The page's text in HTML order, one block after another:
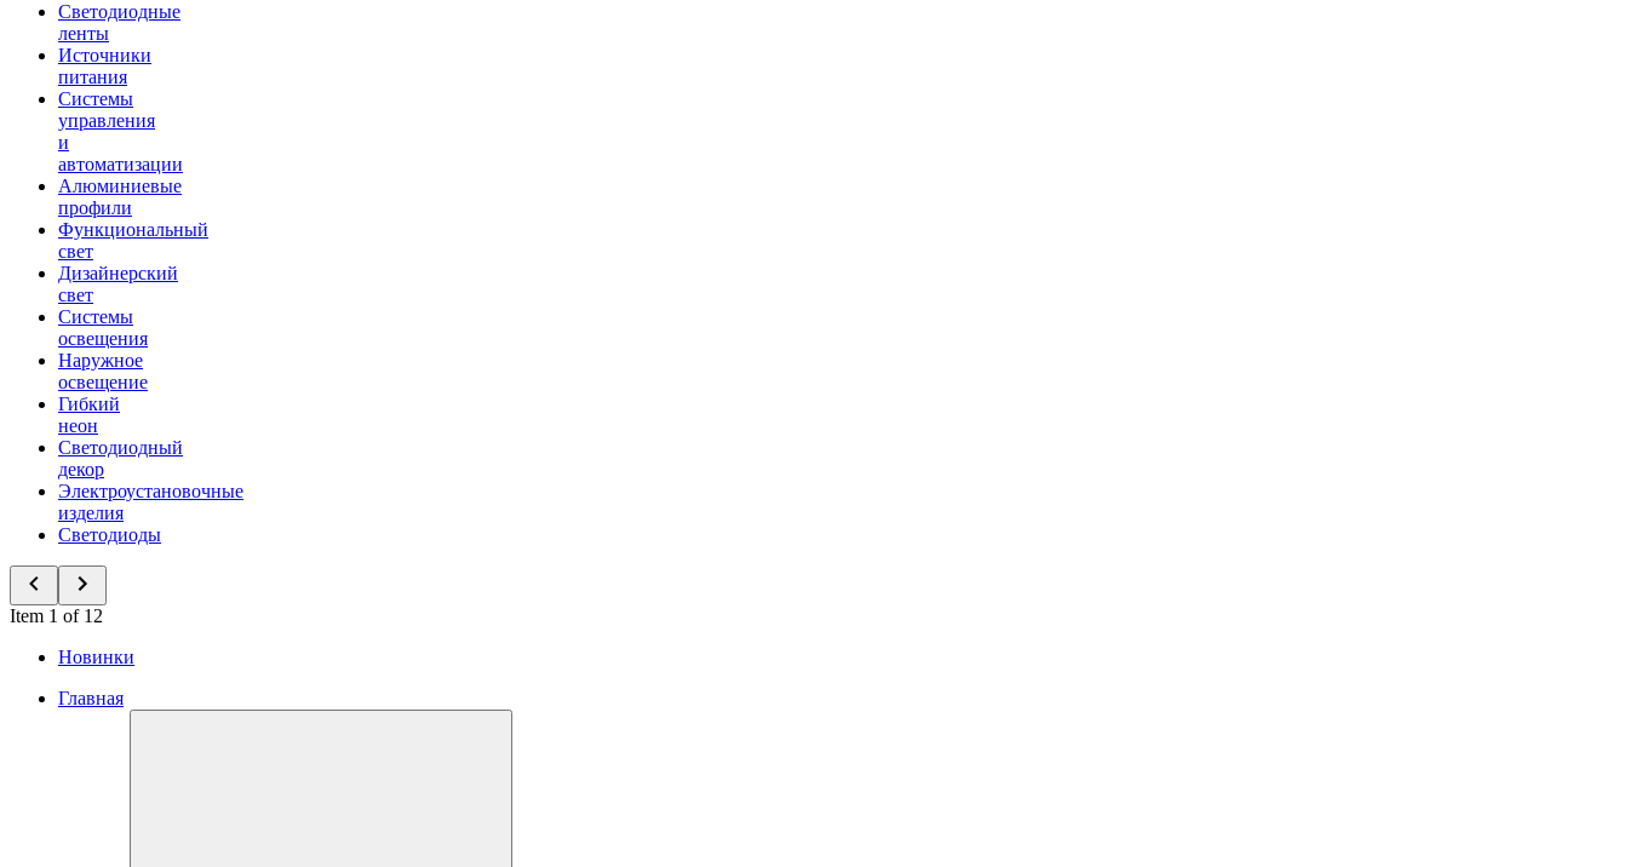
Светодиодные
ленты
Источники
питания
Системы
управления
и
автоматизации
Алюминиевые
профили
Функциональный
свет
Дизайнерский
свет
Системы
освещения
Наружное
освещение
Гибкий
неон
Светодиодный
декор
Электроустановочные
изделия
Светодиоды
Item 1 of 12
Новинки
Главная